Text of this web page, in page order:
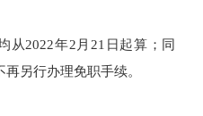
2022年2月21日起算；同
另行办理免职手续。